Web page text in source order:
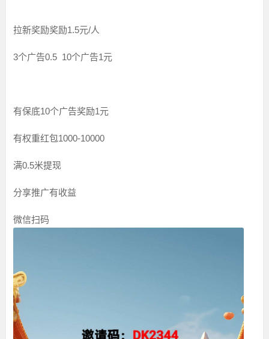
拉新奖励奖励1.5元/人
3个广告0.5 10个广告1元
有保底10个广告奖励1元
有权重红包1000-10000
满0.5米提现
分享推广有收益
微信扫码